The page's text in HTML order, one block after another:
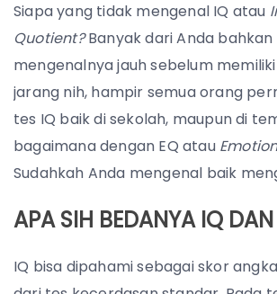
Siapa yang tidak mengenal IQ atau
Quotient?Banyak dari Anda bahkan
mengenalnya jauh sebelum
jarang nih, hampir semua orang
tes IQ baik di sekolah, maupun di
bagaimana dengan EQ atau
Sudahkah Anda mengenal baik
APA SIH BEDANYA IQ
IQ bisa dipahami sebagai skor